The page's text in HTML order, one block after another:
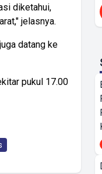
diketahui,
jelasnya.
datang ke
pukul 17.00